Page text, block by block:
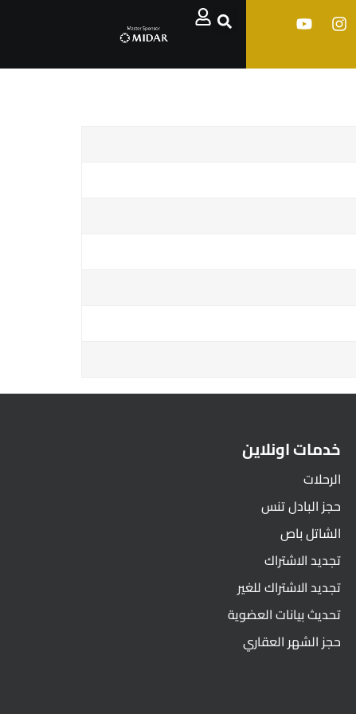
خدمات اونلاين
الرحلات
حجز البادل تنس
الشاتل باص
تجديد الاشتراك
تجديد الاشتراك للغير
تحديث بيانات العضوية
حجز الشهر العقاري